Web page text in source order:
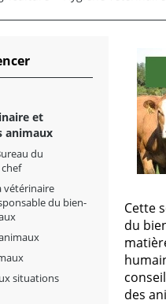
Cette
du
des
et
animaux
du
vétérinaire
du bien-
situations